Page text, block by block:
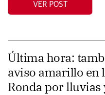
VER POST
Última hora:
aviso amarillo en
Ronda por